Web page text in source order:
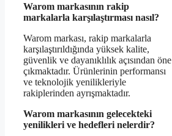
Warom markasının rakip
markalarla karşılaştırması nasıl?
Warom markası, rakip markalarla
karşılaştırıldığında yüksek kalite,
güvenlik ve dayanıklılık açısından öne
çıkmaktadır. Ürünlerinin performansı
ve teknolojik yenilikleriyle
rakiplerinden ayrışmaktadır.
Warom markasının gelecekteki
yenilikleri ve hedefleri nelerdir?